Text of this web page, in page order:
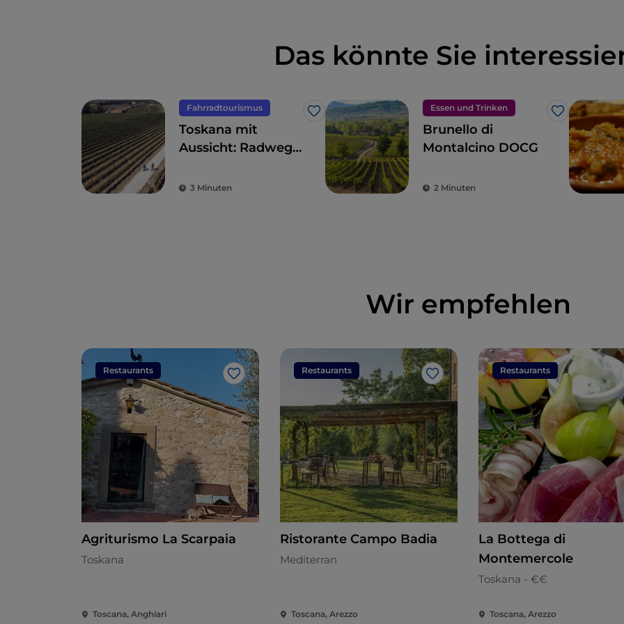
Das könnte Sie
Fahrradtourismus
Like
Toskana mit
Aussicht: Radwege
atemberaubenden
3 Minuten
Essen und Trinken
Like
Brunello di
Montalcino DOCG
2 Minuten
Wir empfehlen
Restaurants
Like
Agriturismo La Scarpaia
Toskana
Toscana, Anghiari
Restaurants
Like
Ristorante Campo Badia
Mediterran
Toscana, Arezzo
Restaurants
La Bottega di
Montemercole
Toskana - €€
Toscana, Arezzo